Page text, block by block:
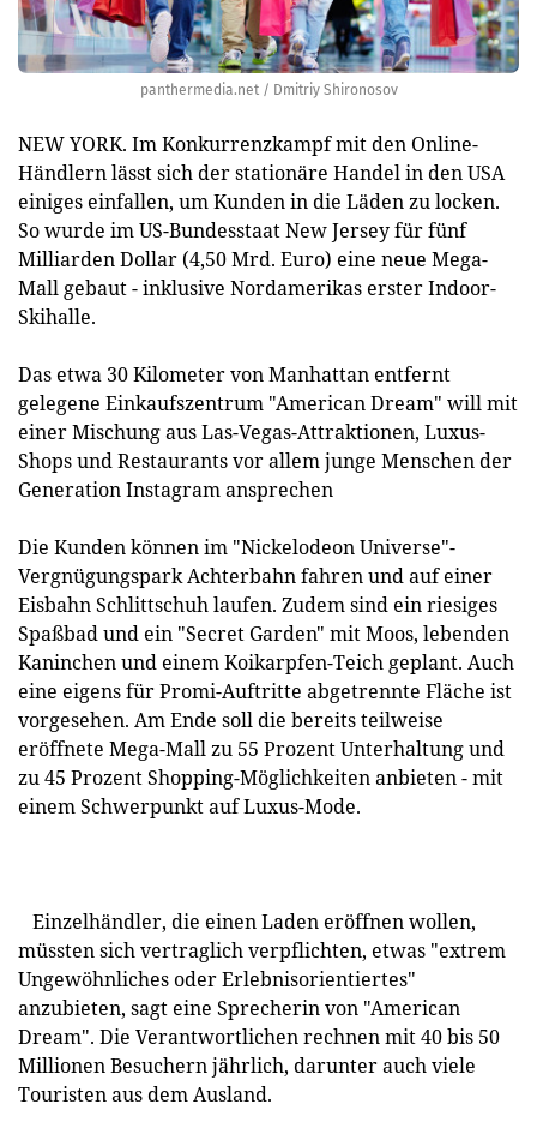
panthermedia.net / Dmitriy Shironosov
NEW YORK. Im Konkurrenzkampf mit den Online-
Händlern lässt sich der stationäre Handel in den USA
einiges einfallen, um Kunden in die Läden zu locken.
So wurde im US-Bundesstaat New Jersey für fünf
Milliarden Dollar (4,50 Mrd. Euro) eine neue Mega-
Mall gebaut - inklusive Nordamerikas erster Indoor-
Skihalle.
Das etwa 30 Kilometer von Manhattan entfernt
gelegene Einkaufszentrum "American Dream" will mit
einer Mischung aus Las-Vegas-Attraktionen, Luxus-
Shops und Restaurants vor allem junge Menschen der
Generation Instagram ansprechen
Die Kunden können im "Nickelodeon Universe"-
Vergnügungspark Achterbahn fahren und auf einer
Eisbahn Schlittschuh laufen. Zudem sind ein riesiges
Spaßbad und ein "Secret Garden" mit Moos, lebenden
Kaninchen und einem Koikarpfen-Teich geplant. Auch
eine eigens für Promi-Auftritte abgetrennte Fläche ist
vorgesehen. Am Ende soll die bereits teilweise
eröffnete Mega-Mall zu 55 Prozent Unterhaltung und
zu 45 Prozent Shopping-Möglichkeiten anbieten - mit
einem Schwerpunkt auf Luxus-Mode.
Einzelhändler, die einen Laden eröffnen wollen,
müssten sich vertraglich verpflichten, etwas "extrem
Ungewöhnliches oder Erlebnisorientiertes"
anzubieten, sagt eine Sprecherin von "American
Dream". Die Verantwortlichen rechnen mit 40 bis 50
Millionen Besuchern jährlich, darunter auch viele
Touristen aus dem Ausland.